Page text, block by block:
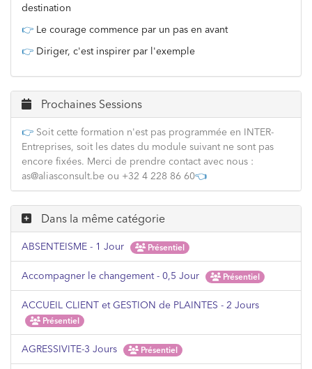
destination
👉 Le courage commence par un pas en avant
👉 Diriger, c'est inspirer par l'exemple
Prochaines Sessions
👉 Soit cette formation n'est pas programmée en INTER-
Entreprises, soit les dates du module suivant ne sont pas
encore fixées. Merci de prendre contact avec nous :
as@aliasconsult.be ou +32 4 228 86 60👈
Dans la même catégorie
ABSENTEISME - 1 Jour Présentiel
Accompagner le changement - 0,5 Jour Présentiel
ACCUEIL CLIENT et GESTION de PLAINTES - 2 Jours
Présentiel
AGRESSIVITE-3 Jours Présentiel